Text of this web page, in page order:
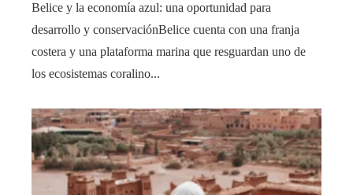
Belice y la economía azul: una oportunidad para
desarrollo y conservaciónBelice cuenta con una franja
costera y una plataforma marina que resguardan uno de
los ecosistemas coralino...